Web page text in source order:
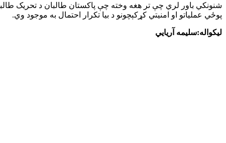
شنونکي باور لري چې تر هغه وخته چې پاکستان طالبان د تحریک
پوځي عملیاتو او امنیتي کړکېچونو د بیا تکرار احتمال به موجود وي.
لیکواله:سلیمه آریایي